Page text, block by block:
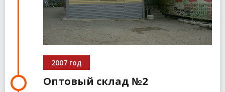
2007 год
Оптовый склад №2